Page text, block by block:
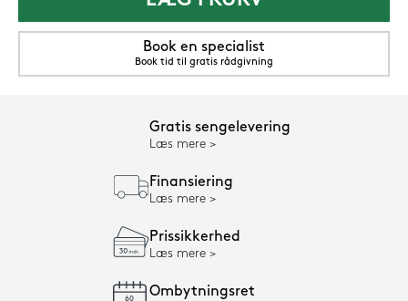
Book en specialist
Book tid til gratis rådgivning
Gratis sengelevering
Læs mere
Finansiering
Læs mere
Prissikkerhed
Læs mere
Ombytningsret